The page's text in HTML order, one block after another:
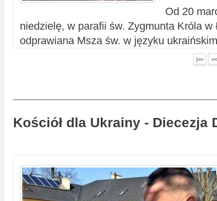
Od 20
niedzielę, w parafii św. Zygmunta Króla w
odprawiana Msza św. w języku
|<< <<
Kościół dla Ukrainy - Diecezja